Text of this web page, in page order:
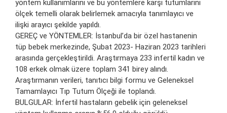
yöntem kullanımlarını ve bu yöntemlere karşı tutumlarını
ölçek temelli olarak belirlemek amacıyla tanımlayıcı ve
ilişki arayıcı şekilde yapıldı.
GEREÇ ve YÖNTEMLER: İstanbul’da bir özel hastanenin
tüp bebek merkezinde, Şubat 2023- Haziran 2023 tarihleri
arasında gerçekleştirildi. Araştırmaya 233 infertil kadın ve
108 erkek olmak üzere toplam 341 birey alındı.
Araştırmanın verileri, tanıtıcı bilgi formu ve Geleneksel
Tamamlayıcı Tıp Tutum Ölçeği ile toplandı.
BULGULAR: İnfertil hastaların gebelik için geleneksel